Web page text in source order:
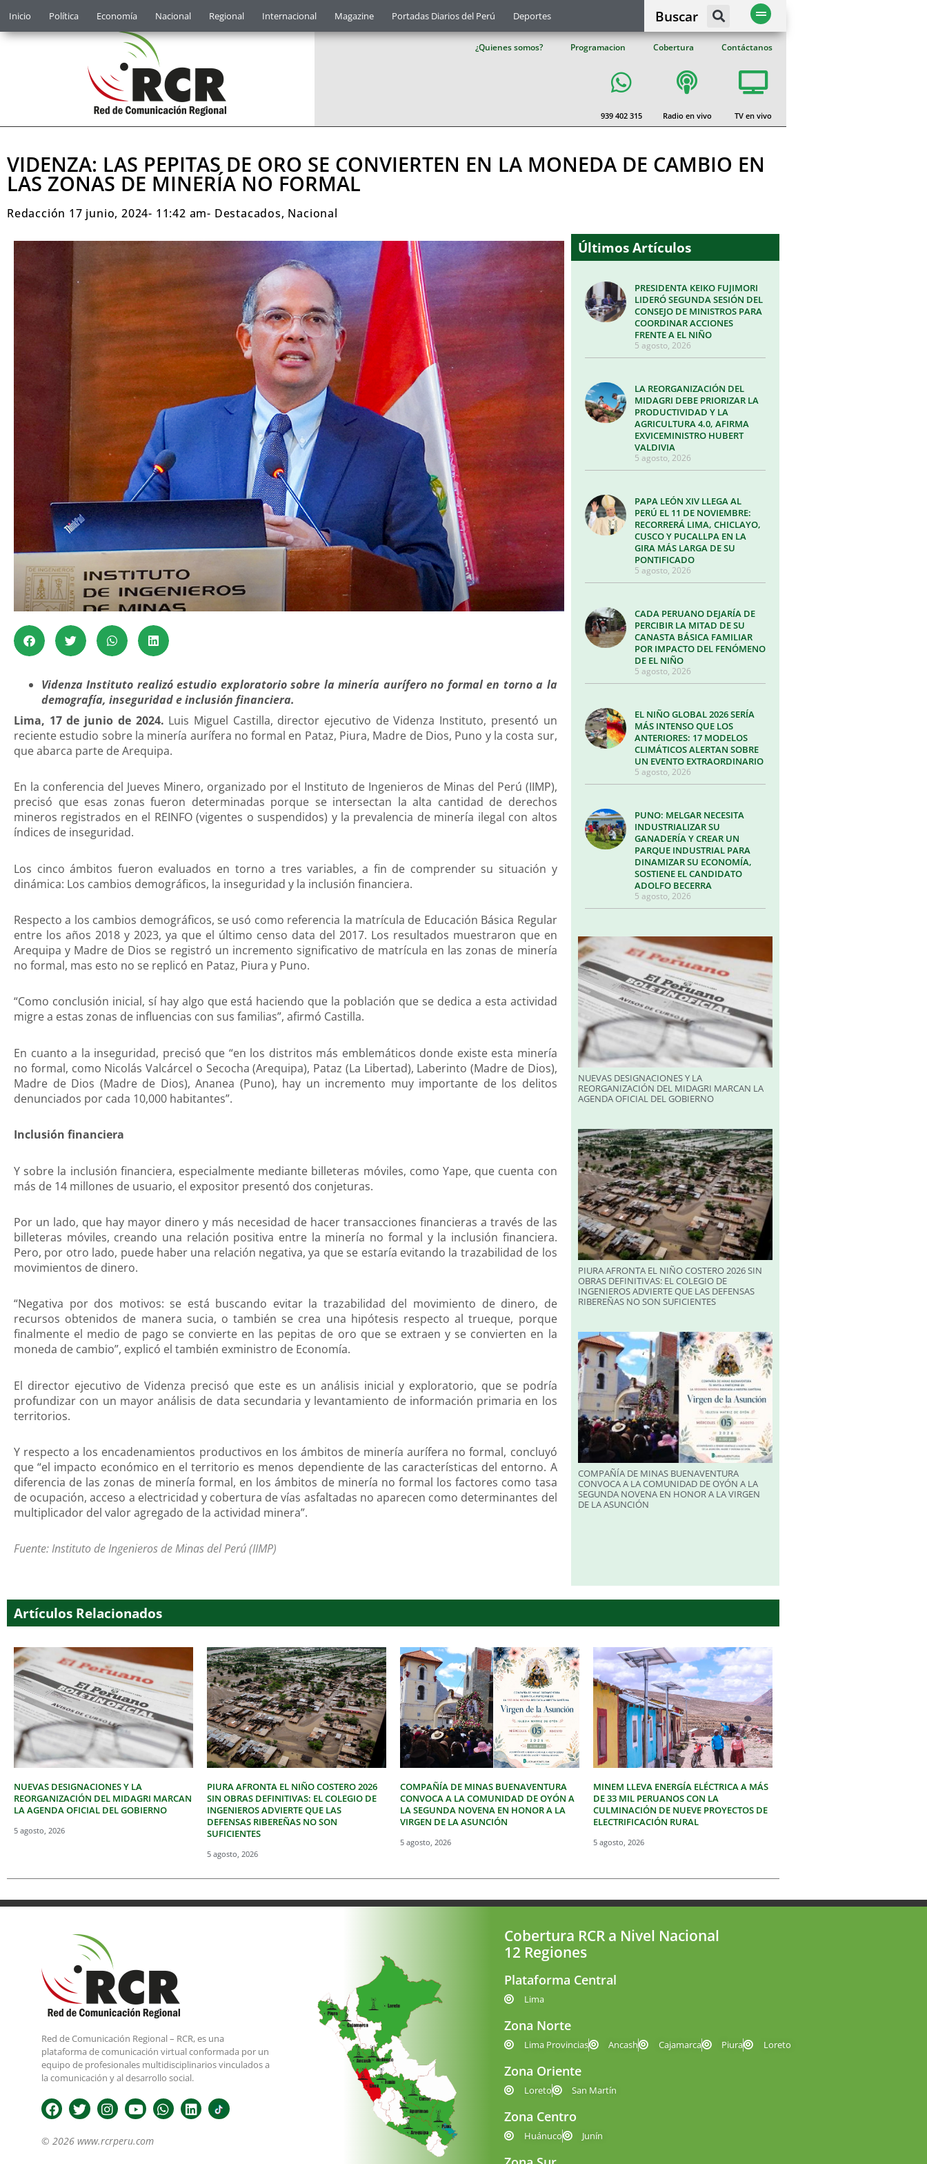
Inicio Política Economía Nacional Regional Internacional Magazine Portadas Diarios del Perú Deportes Buscar
¿Quienes somos? Programacion Cobertura Contáctanos
939 402 315 Radio en vivo TV en vivo
VIDENZA: LAS PEPITAS DE ORO SE CONVIERTEN EN LA MONEDA DE CAMBIO EN
LAS ZONAS DE MINERÍA NO FORMAL
Redacción 17 junio, 2024- 11:42 am- Destacados, Nacional
Videnza Instituto realizó estudio exploratorio sobre la minería aurífero no formal en torno a la
demografía, inseguridad e inclusión financiera.
Lima, 17 de junio de 2024. Luis Miguel Castilla, director ejecutivo de Videnza Instituto, presentó un
reciente estudio sobre la minería aurífera no formal en Pataz, Piura, Madre de Dios, Puno y la costa sur,
que abarca parte de Arequipa.
En la conferencia del Jueves Minero, organizado por el Instituto de Ingenieros de Minas del Perú (IIMP),
precisó que esas zonas fueron determinadas porque se intersectan la alta cantidad de derechos
mineros registrados en el REINFO (vigentes o suspendidos) y la prevalencia de minería ilegal con altos
índices de inseguridad.
Los cinco ámbitos fueron evaluados en torno a tres variables, a fin de comprender su situación y
dinámica: Los cambios demográficos, la inseguridad y la inclusión financiera.
Respecto a los cambios demográficos, se usó como referencia la matrícula de Educación Básica Regular
entre los años 2018 y 2023, ya que el último censo data del 2017. Los resultados muestraron que en
Arequipa y Madre de Dios se registró un incremento significativo de matrícula en las zonas de minería
no formal, mas esto no se replicó en Pataz, Piura y Puno.
“Como conclusión inicial, sí hay algo que está haciendo que la población que se dedica a esta actividad
migre a estas zonas de influencias con sus familias”, afirmó Castilla.
En cuanto a la inseguridad, precisó que “en los distritos más emblemáticos donde existe esta minería
no formal, como Nicolás Valcárcel o Secocha (Arequipa), Pataz (La Libertad), Laberinto (Madre de Dios),
Madre de Dios (Madre de Dios), Ananea (Puno), hay un incremento muy importante de los delitos
denunciados por cada 10,000 habitantes”.
Inclusión financiera
Y sobre la inclusión financiera, especialmente mediante billeteras móviles, como Yape, que cuenta con
más de 14 millones de usuario, el expositor presentó dos conjeturas.
Por un lado, que hay mayor dinero y más necesidad de hacer transacciones financieras a través de las
billeteras móviles, creando una relación positiva entre la minería no formal y la inclusión financiera.
Pero, por otro lado, puede haber una relación negativa, ya que se estaría evitando la trazabilidad de los
movimientos de dinero.
“Negativa por dos motivos: se está buscando evitar la trazabilidad del movimiento de dinero, de
recursos obtenidos de manera sucia, o también se crea una hipótesis respecto al trueque, porque
finalmente el medio de pago se convierte en las pepitas de oro que se extraen y se convierten en la
moneda de cambio”, explicó el también exministro de Economía.
El director ejecutivo de Videnza precisó que este es un análisis inicial y exploratorio, que se podría
profundizar con un mayor análisis de data secundaria y levantamiento de información primaria en los
territorios.
Y respecto a los encadenamientos productivos en los ámbitos de minería aurífera no formal, concluyó
que “el impacto económico en el territorio es menos dependiente de las características del entorno. A
diferencia de las zonas de minería formal, en los ámbitos de minería no formal los factores como tasa
de ocupación, acceso a electricidad y cobertura de vías asfaltadas no aparecen como determinantes del
multiplicador del valor agregado de la actividad minera”.
Fuente: Instituto de Ingenieros de Minas del Perú (IIMP)
Últimos Artículos
PRESIDENTA KEIKO FUJIMORI
LIDERÓ SEGUNDA SESIÓN DEL
CONSEJO DE MINISTROS PARA
COORDINAR ACCIONES
FRENTE A EL NIÑO
5 agosto, 2026
LA REORGANIZACIÓN DEL
MIDAGRI DEBE PRIORIZAR LA
PRODUCTIVIDAD Y LA
AGRICULTURA 4.0, AFIRMA
EXVICEMINISTRO HUBERT
VALDIVIA
5 agosto, 2026
PAPA LEÓN XIV LLEGA AL
PERÚ EL 11 DE NOVIEMBRE:
RECORRERÁ LIMA, CHICLAYO,
CUSCO Y PUCALLPA EN LA
GIRA MÁS LARGA DE SU
PONTIFICADO
5 agosto, 2026
CADA PERUANO DEJARÍA DE
PERCIBIR LA MITAD DE SU
CANASTA BÁSICA FAMILIAR
POR IMPACTO DEL FENÓMENO
DE EL NIÑO
5 agosto, 2026
EL NIÑO GLOBAL 2026 SERÍA
MÁS INTENSO QUE LOS
ANTERIORES: 17 MODELOS
CLIMÁTICOS ALERTAN SOBRE
UN EVENTO EXTRAORDINARIO
5 agosto, 2026
PUNO: MELGAR NECESITA
INDUSTRIALIZAR SU
GANADERÍA Y CREAR UN
PARQUE INDUSTRIAL PARA
DINAMIZAR SU ECONOMÍA,
SOSTIENE EL CANDIDATO
ADOLFO BECERRA
5 agosto, 2026
NUEVAS DESIGNACIONES Y LA
REORGANIZACIÓN DEL MIDAGRI MARCAN LA
AGENDA OFICIAL DEL GOBIERNO
PIURA AFRONTA EL NIÑO COSTERO 2026 SIN
OBRAS DEFINITIVAS: EL COLEGIO DE
INGENIEROS ADVIERTE QUE LAS DEFENSAS
RIBEREÑAS NO SON SUFICIENTES
COMPAÑÍA DE MINAS BUENAVENTURA
CONVOCA A LA COMUNIDAD DE OYÓN A LA
SEGUNDA NOVENA EN HONOR A LA VIRGEN
DE LA ASUNCIÓN
Artículos Relacionados
NUEVAS DESIGNACIONES Y LA
REORGANIZACIÓN DEL MIDAGRI MARCAN
LA AGENDA OFICIAL DEL GOBIERNO
5 agosto, 2026
PIURA AFRONTA EL NIÑO COSTERO 2026
SIN OBRAS DEFINITIVAS: EL COLEGIO DE
INGENIEROS ADVIERTE QUE LAS
DEFENSAS RIBEREÑAS NO SON
SUFICIENTES
5 agosto, 2026
COMPAÑÍA DE MINAS BUENAVENTURA
CONVOCA A LA COMUNIDAD DE OYÓN A
LA SEGUNDA NOVENA EN HONOR A LA
VIRGEN DE LA ASUNCIÓN
5 agosto, 2026
MINEM LLEVA ENERGÍA ELÉCTRICA A MÁS
DE 33 MIL PERUANOS CON LA
CULMINACIÓN DE NUEVE PROYECTOS DE
ELECTRIFICACIÓN RURAL
5 agosto, 2026
Red de Comunicación Regional – RCR, es una
plataforma de comunicación virtual conformada por un
equipo de profesionales multidisciplinarios vinculados a
la comunicación y al desarrollo social.
© 2026 www.rcrperu.com
Cobertura RCR a Nivel Nacional
12 Regiones
Plataforma Central
Lima
Zona Norte
Lima Provincias Ancash Cajamarca Piura Loreto
Zona Oriente
Loreto San Martín
Zona Centro
Huánuco Junín